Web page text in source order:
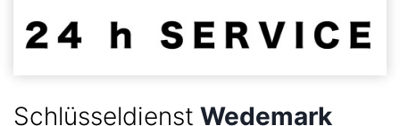
Schlüsseldienst Wedemark